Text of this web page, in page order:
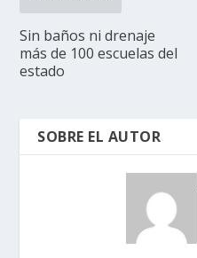
Sin baños ni drenaje
más de 100 escuelas del
estado
SOBRE EL AUTOR